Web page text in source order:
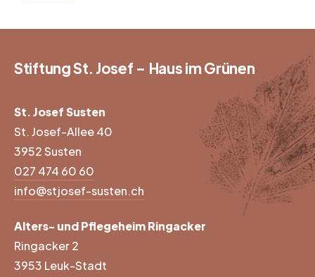
Stiftung St. Josef – Haus im Grünen
St. Josef Susten
St. Josef-Allee 40
3952 Susten
027 474 60 60
info@stjosef-susten.ch
Alters- und Pflegeheim Ringacker
Ringacker 2
3953 Leuk-Stadt